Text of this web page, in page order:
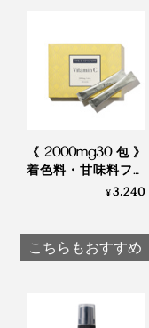
また、ハチミツに
美肌をサポート。
も役立ちます。
実際に、『JARA
ートをとったとこ
《2000mg30包》
着色料・甘味料フリ
ー、高純度VitaminC
¥3,240
こちらもおすすめ